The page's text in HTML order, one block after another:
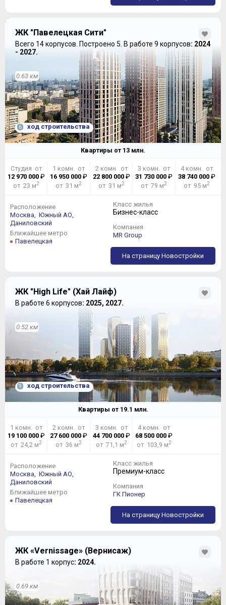
ЖК "Павелецкая Сити"
Всего 14 корпусов. Построено 5. В работе 9 корпусов: 2024
- 2027.
0.63 км
6 ход строительства
Квартиры от 13 млн.
Студия от
12 970 000₽
от 23 м2
1 комн. от
16 950 000 ₽
от 31 м2
2 комн. от
22 800 000₽
от 31 м2
3 комн. от
31 730 000 ₽
от 79 м2
4 комн. от
38 740 000₽
от 95 м2
Расположение
Москва,
Южный АО,
Даниловский
Ближайшее метро
Павелецкая
Класс жилья
Бизнес-класс
Компания
MR Group
На страницу Новостройки
ЖК "High Life" (Хай Лайф)
В работе 6 корпусов: 2025, 2027.
0.52 км
9 ход строительства
Квартиры от 19.1 млн.
1 комн. от
19 100 000₽
от 24,2 м2
2 комн. от
27 600 000 ₽
от 36 м2
3 комн. от
44 700 000₽
от 71,1 м2
4 комн. от
68 500 000 ₽
от 103,9 м2
Расположение
Москва,
Южный АО,
Даниловский
Ближайшее метро
Павелецкая
Класс жилья
Премиум-класс
Компания
ГК Пионер
На страницу Новостройки
ЖК «Vernissage» (Вернисаж)
В работе 1 корпус: 2024.
0.69 км